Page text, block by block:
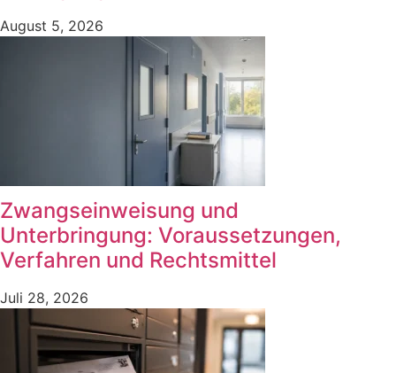
August 5, 2026
Zwangseinweisung und
Unterbringung: Voraussetzungen,
Verfahren und Rechtsmittel
Juli 28, 2026